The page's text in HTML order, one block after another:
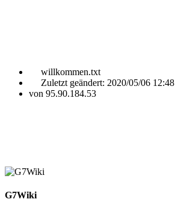
willkommen.txt
Zuletzt geändert: 2020/05/06 12:48
von 95.90.184.53
G7Wiki